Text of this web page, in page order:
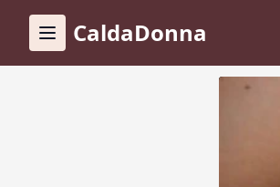
CaldaDonna